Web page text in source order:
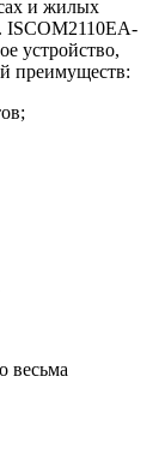
и жилых
ISCOM2110EA-
устройство,
преимуществ:
весьма